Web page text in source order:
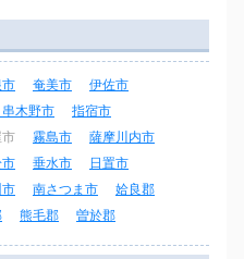
奄美市
伊佐市
木野市
指宿市
市 霧島市
薩摩川内市
垂水市
日置市
南さつま市
姶良郡
熊毛郡 曽於郡